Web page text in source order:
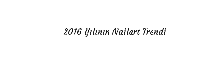
2016 Yılının Nailart Trendi